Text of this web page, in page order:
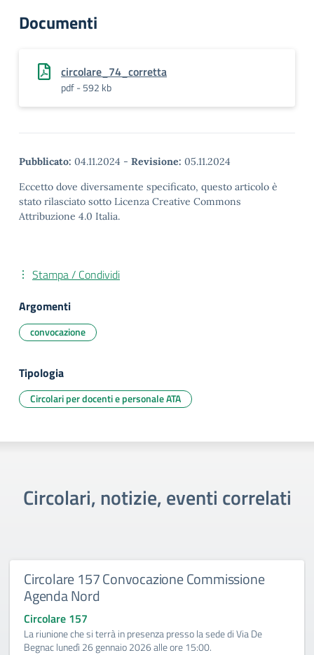
Documenti
circolare_74_corretta
pdf - 592 kb
Pubblicato: 04.11.2024 - Revisione: 05.11.2024
Eccetto dove diversamente specificato, questo articolo è
stato rilasciato sotto Licenza Creative Commons
Attribuzione 4.0 Italia.
Stampa / Condividi
Argomenti
convocazione
Tipologia
Circolari per docenti e personale ATA
Circolari, notizie, eventi correlati
Circolare 157 Convocazione Commissione
Agenda Nord
Circolare 157
La riunione che si terrà in presenza presso la sede di Via De
Begnac lunedì 26 gennaio 2026 alle ore 15:00.